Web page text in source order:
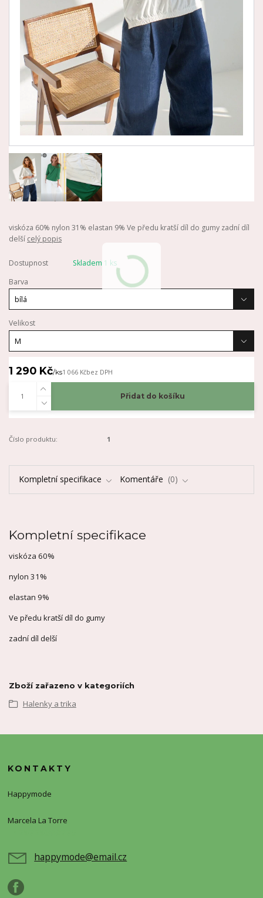
viskóza 60% nylon 31% elastan 9% Ve předu kratší díl do gumy zadní díl
delší celý popis
Dostupnost
Skladem 1 ks
Barva
Velikost
1 290 Kč/ks1 066 Kčbez DPH
Přidat do košíku
Číslo produktu: 1
Kompletní specifikace Komentáře 0
Kompletní specifikace
viskóza 60%
nylon 31%
elastan 9%
Ve předu kratší díl do gumy
zadní díl delší
Zboží zařazeno v kategoriích
Halenky a trika
KONTAKTY
Happymode
Marcela La Torre
happymode@email.cz